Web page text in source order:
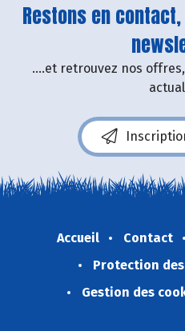
Restons en
....et retrouvez nos
Accueil Contact
Protection
Gestion des